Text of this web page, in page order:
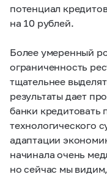
потенциал
на 10 рублей.
Более умеренный
ограниченность
тщательнее
результаты дает
банки кредитовать
технологического
адаптации
начинала очень
но сейчас мы